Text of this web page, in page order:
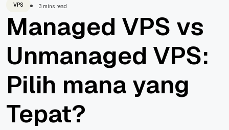
VPS 3 mins read
Managed VPS vs
Unmanaged VPS:
Pilih mana yang
Tepat?